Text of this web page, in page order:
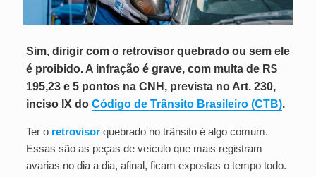
Sim, dirigir com o retrovisor quebrado ou sem ele
é proibido. A infração é grave, com multa de R$
195,23 e 5 pontos na CNH, prevista no Art. 230,
inciso IX do Código de Trânsito Brasileiro (CTB).
Ter o retrovisorquebrado no trânsito é algo comum.
Essas são as peças de veículo que mais registram
avarias no dia a dia, afinal, ficam expostas o tempo todo.